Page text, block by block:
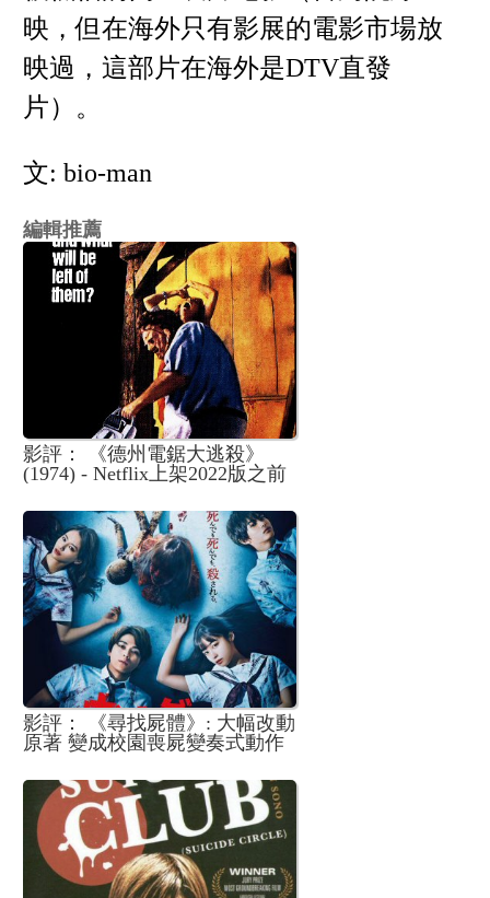
映，但在海外只有影展的電影市場放
映過，這部片在海外是DTV直發
片）。
文: bio-man
編輯推薦
影評： 《德州電鋸大逃殺》
(1974) - Netflix上架2022版之前
影評： 《尋找屍體》: 大幅改動
原著 變成校園喪屍變奏式動作